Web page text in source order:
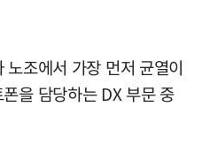
조에서 가장 먼저 균열이
을 담당하는 DX 부문 중